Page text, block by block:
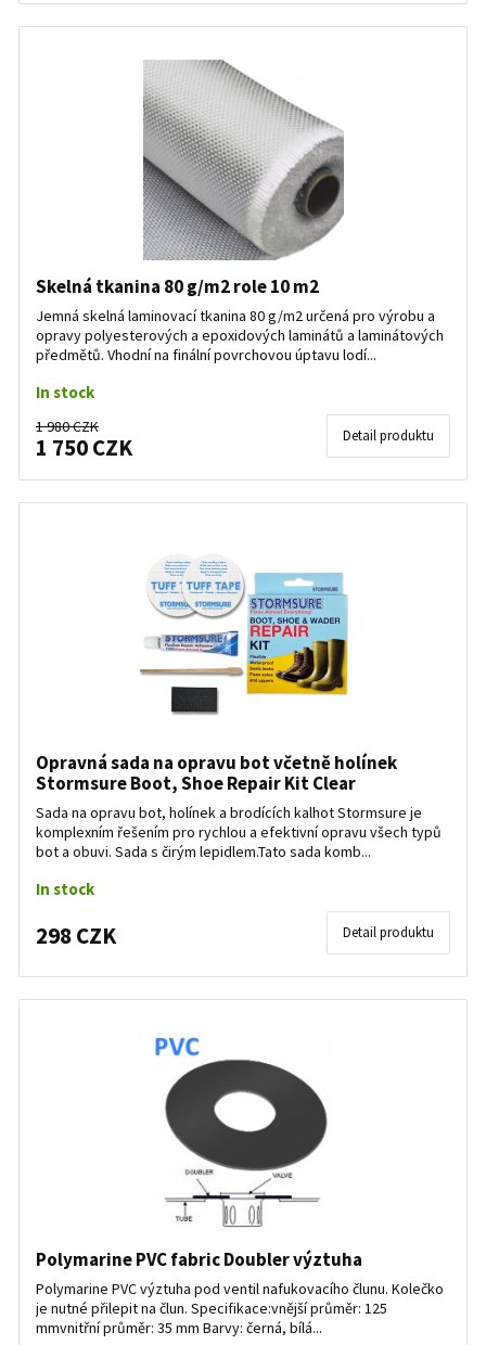
Skelná tkanina 80 g/m2 role 10 m2
Jemná skelná laminovací tkanina 80 g/m2 určená pro výrobu a
opravy polyesterových a epoxidových laminátů a laminátových
předmětů. Vhodní na finální povrchovou úptavu lodí...
In stock
1 980 CZK
1 750 CZK Detail produktu
Opravná sada na opravu bot včetně holínek
Stormsure Boot, Shoe Repair Kit Clear
Sada na opravu bot, holínek a brodících kalhot Stormsure je
komplexním řešením pro rychlou a efektivní opravu všech typů
bot a obuvi. Sada s čirým lepidlem.Tato sada komb...
In stock
298 CZK Detail produktu
Polymarine PVC fabric Doubler výztuha
Polymarine PVC výztuha pod ventil nafukovacího člunu. Kolečko
je nutné přilepit na člun. Specifikace:vnější průměr: 125
mmvnitřní průměr: 35 mm Barvy: černá, bílá...